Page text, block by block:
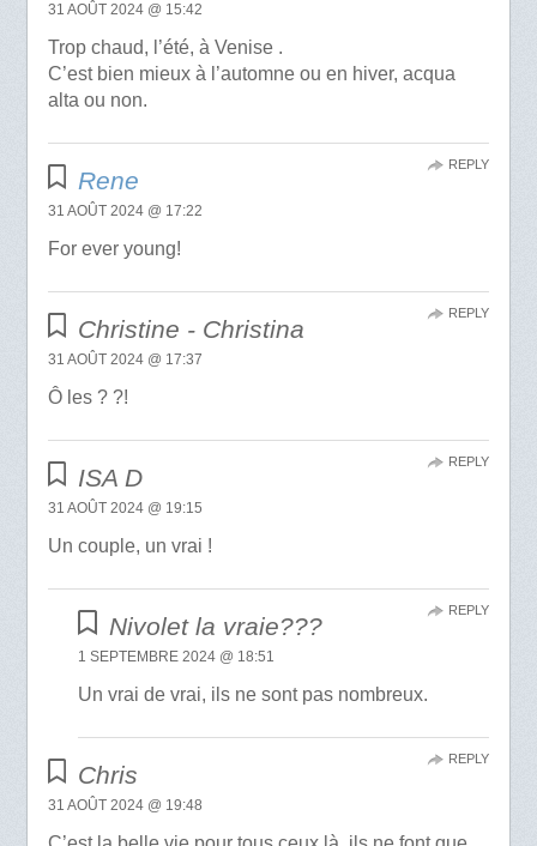
31 AOÛT 2024 @ 15:42
Trop chaud, l’été, à Venise .
C’est bien mieux à l’automne ou en hiver, acqua
alta ou non.
Rene
31 AOÛT 2024 @ 17:22
For ever young!
REPLY
Christine - Christina
31 AOÛT 2024 @ 17:37
Ô les ? ?!
REPLY
ISA D
31 AOÛT 2024 @ 19:15
Un couple, un vrai !
REPLY
Nivolet la vraie???
1 SEPTEMBRE 2024 @ 18:51
Un vrai de vrai, ils ne sont pas nombreux.
REPLY
Chris
31 AOÛT 2024 @ 19:48
REPLY